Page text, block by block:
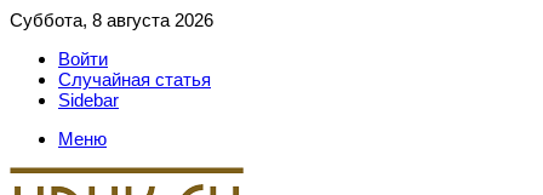
Суббота, 8 августа 2026
Войти
Случайная статья
Sidebar
Меню